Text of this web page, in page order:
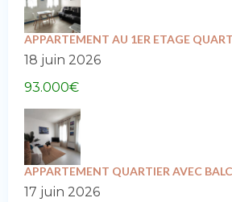
APPARTEMENT AU 1ER ETAGE
18 juin 2026
93.000€
APPARTEMENT QUARTIER AVEC
17 juin 2026